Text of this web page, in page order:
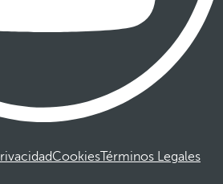
CookiesTérminos Legales